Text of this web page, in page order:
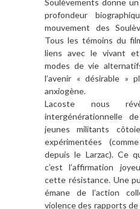
Soulèvements donne
profondeur
mouvement des
Tous les témoins du
liens avec le vivant et
modes de vie
l’avenir « désirable »
anxiogène.
Lacoste nous
intergénérationnelle
jeunes militants
expérimentées
depuis le Larzac). Ce
c’est l’affirmation
cette résistance. Une
émane de l’action
violence des rapports de